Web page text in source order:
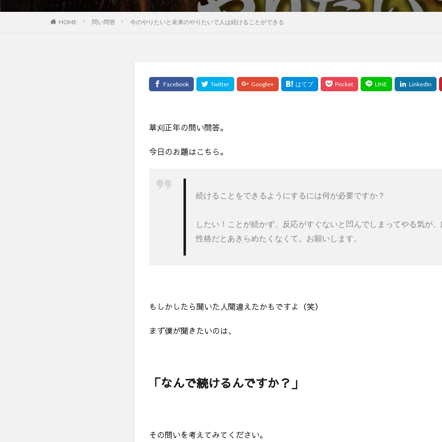
HOME 問い問答 今のやりたいと未来のやりたいで人は続けることができる
草刈正年の問い問答。
今日のお題はこちら。
続けることをできるようにするには何が必要ですか？
したい！ことが続かず、反応がすぐないと凹んでしまってやる気が、
性格だとあきらめたくなくて。お願いします。
もしかしたら聞いた人間違えたかもですよ（笑）
まず僕が聞きたいのは、
「なんで続けるんですか？」
その問いを考えてみてください。